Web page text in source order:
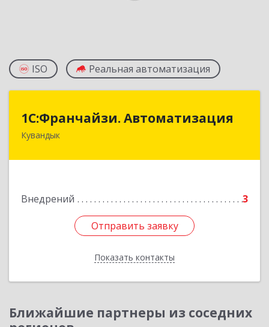
ISO Реальная автоматизация
1С:Франчайзи. Автоматизация
Кувандык
Внедрений 3
Отправить заявку
Показать контакты
1С:Франчайзи. Автоматизация
462220, Оренбургская обл, Кувандыкский р-н,
Отправить заявку
Назад
Ближайшие партнеры из соседних